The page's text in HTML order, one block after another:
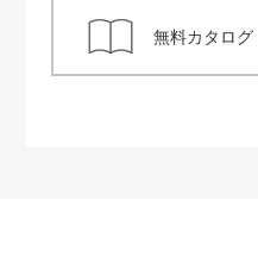
無料カタログ